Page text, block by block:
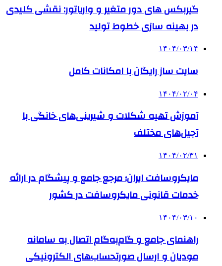
گیربکس های دور متغیر و واریاتور: نقشی کلیدی
در بهینه سازی خطوط تولید
۱۴۰۴/۰۳/۱۴
سایت ساز رایگان با امکانات کامل
۱۴۰۴/۰۲/۰۴
آموزش تهیه شکلات و شیرینی‌های خانگی با
آجیل‌های مختلف
۱۴۰۴/۰۲/۳۱
مایکروسافت ایران؛ مرجع جامع و پیشگام در ارائه
خدمات قانونی مایکروسافت در کشور
۱۴۰۴/۰۳/۱۰
راهنمای جامع و گام‌به‌گام اتصال به سامانه
مودیان و ارسال صورتحساب‌های الکترونیکی